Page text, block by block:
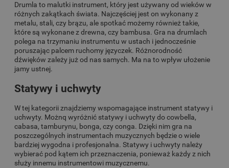
Drumla to malutki instrument, który jest używany od wieków w
różnych zakątkach świata. Najczęściej jest on wykonany z
metalu, stali, czy brązu, ale spotkać możemy również takie,
które są wykonane z drewna, czy bambusa. Gra na drumlach
polega na trzymaniu instrumentu w ustach i jednocześnie
poruszając palcem ruchomy języczek. Różnorodność
dźwięków zależy już od nas samych. Ma na to wpływ ułożenie
jamy ustnej.
Statywy i uchwyty
W tej kategorii znajdziemy wspomagające instrument statywy i
uchwyty. Możnq wyróżnić statywy i uchwyty do cowbella,
cabasa, tamburynu, bonga, czy conga. Dzięki nim gra na
poszczególnych instrumentach muzycznych będzie o wiele
bardziej wygodna i profesjonalna. Statywy i uchwyty należy
wybierać pod kątem ich przeznaczenia, ponieważ każdy z nich
służy innemu instrumentowi muzycznemu.